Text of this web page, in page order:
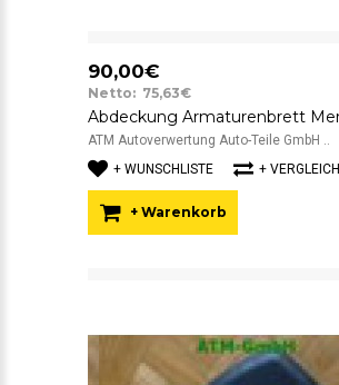
90,00€
Netto: 75,63€
ATM Autoverwertung Auto-Teile GmbH ..
+ WUNSCHLISTE
+ VERGLEICH
+ Warenkorb